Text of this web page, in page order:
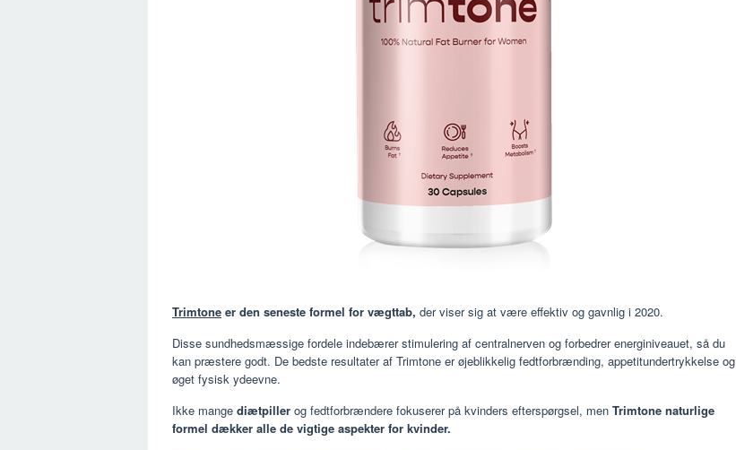
Trimtone er den seneste formel for vægttab, der viser sig at være effektiv og gavnlig i 2020.
Disse sundhedsmæssige fordele indebærer stimulering af centralnerven og forbedrer energiniveauet, så du
kan præstere godt. De bedste resultater af Trimtone er øjeblikkelig fedtforbrænding, appetitundertrykkelse og
øget fysisk ydeevne.
Ikke mange diætpiller og fedtforbrændere fokuserer på kvinders efterspørgsel, men Trimtone naturlige
formel dækker alle de vigtige aspekter for kvinder.